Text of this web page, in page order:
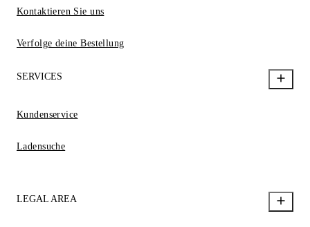
Kontaktieren Sie uns
Verfolge deine Bestellung
SERVICES
Kundenservice
Ladensuche
LEGAL AREA